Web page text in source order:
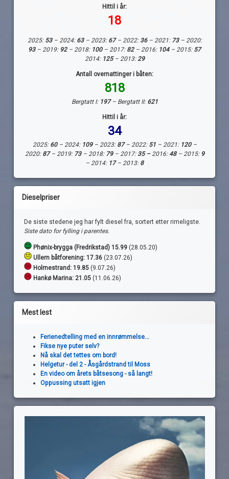
Hittil i år:
18
2025: 53– 2024:63– 2023: 67– 2022: 36– 2021: 73– 2020:
93– 2019: 92– 2018: 100 – 2017: 82– 2016: 104– 2015: 57
2014: 125– 2013:29
Antall overnattinger i båten:
818
Bergtatt I: 197– Bergtatt II: 621
Hittil i år:
34
2025: 60– 2024: 109– 2023: 87– 2022: 51– 2021: 120–
2020: 87– 2019: 73– 2018: 79– 2017: 35 –2016:48– 2015: 9
– 2014: 17– 2013: 8
Dieselpriser
De siste stedene jeg har fylt diesel fra, sortert etter rimeligste.
Siste dato for fylling i parentes.
Phønix-brygga (Fredrikstad) 15.99 (28.05.20)
Ullern båtforening: 17.36 (23.07.26)
Holmestrand: 19.85 (9.07.26)
Hankø Marina: 21.05 (11.06.26)
Mest lest
Ferienedtelling med en innrømmelse...
Fikse nye puter selv?
Nå skal det tettes om bord!
Helgetur - del 2 - Åsgårdstrand til Moss
En video om årets båtsesong - så langt!
Oppussing utsatt igjen